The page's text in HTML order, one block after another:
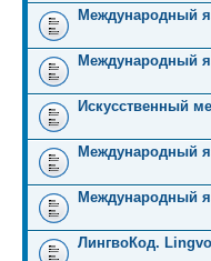
Международный
Международный
Искусственный
Международный
Международный
ЛингвоКод.